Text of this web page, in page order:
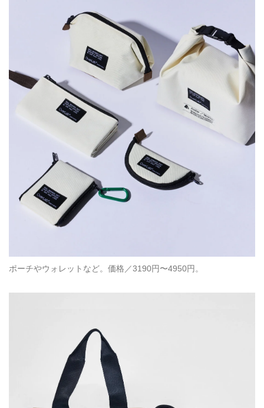
ポーチやウォレットなど。価格／3190円〜4950円。